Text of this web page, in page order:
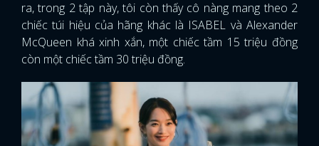
ra, trong 2 tập này, tôi còn thấy cô nàng mang theo 2
chiếc túi hiệu của hãng khác là ISABEL và Alexander
McQueen khá xinh xắn, một chiếc tầm 15 triệu đồng
còn một chiếc tầm 30 triệu đồng.